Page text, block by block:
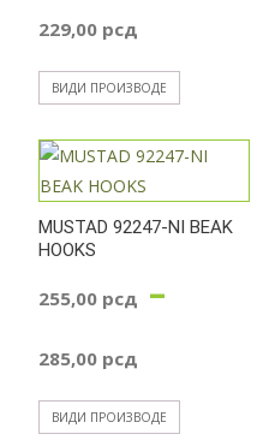
229,00 рсд
ВИДИ ПРОИЗВОДЕ
MUSTAD 92247-NI BEAK
HOOKS
255,00 рсд –
285,00 рсд
цена:
ВИДИ ПРОИЗВОДЕ